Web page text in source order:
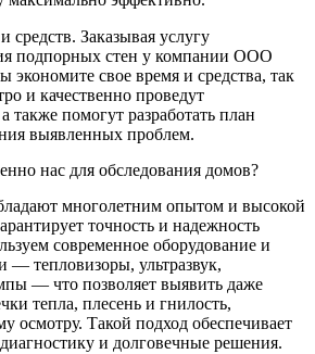
Заказывая услугу
подпорных стен у компании ООО
экономите свое время и средства, так
и качественно проведут
также помогут разработать план
выявленных проблем.
нас для обследования домов?
многолетним опытом и высокой
точность и надежность
современное оборудование и
— тепловизоры, ультразвук,
— что позволяет выявить даже
тепла, плесень и гнилость,
осмотру. Такой подход обеспечивает
и долговечные решения.